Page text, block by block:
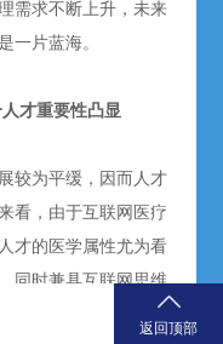
需求不断上升，未来
一片蓝海。
才重要性凸显
较为平缓，因而人才
看，由于互联网医疗
才的医学属性尤为看
同时兼具互联网思维
可或缺的人选。
返回顶部